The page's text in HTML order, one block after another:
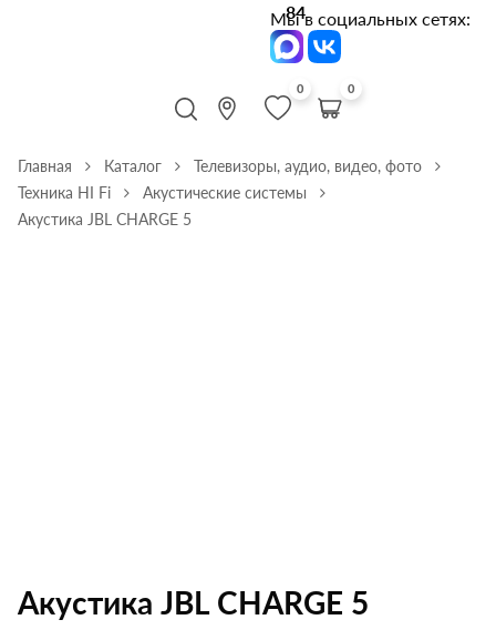
84
Мы в социальных сетях:
0 0
Главная Каталог
Телевизоры, аудио, видео, фото
Техника HI Fi
Акустические системы
Акустика JBL CHARGE 5
Акустика JBL CHARGE 5